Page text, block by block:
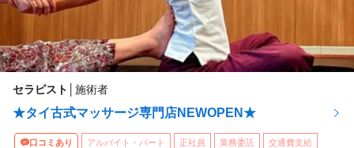
セラピスト 施術者
★タイ古式マッサージ専門店NEWOPEN★
口コミあり アルバイト・パート 正社員 業務委託 交通費支給